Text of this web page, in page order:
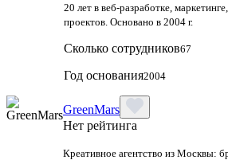
20 лет в веб-разработке,
проектов. Основано в 2004 г.
Сколько сотрудников67
Год основания2004
GreenMars
Нет рейтинга
Креативное агентство из Москвы: